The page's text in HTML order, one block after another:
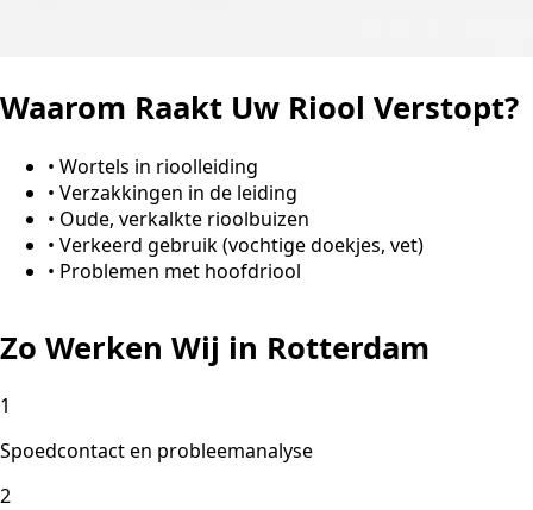
Waarom Raakt Uw Riool Verstopt?
• Wortels in rioolleiding
• Verzakkingen in de leiding
• Oude, verkalkte rioolbuizen
• Verkeerd gebruik (vochtige doekjes, vet)
• Problemen met hoofdriool
Zo Werken Wij in Rotterdam
1
Spoedcontact en probleemanalyse
2